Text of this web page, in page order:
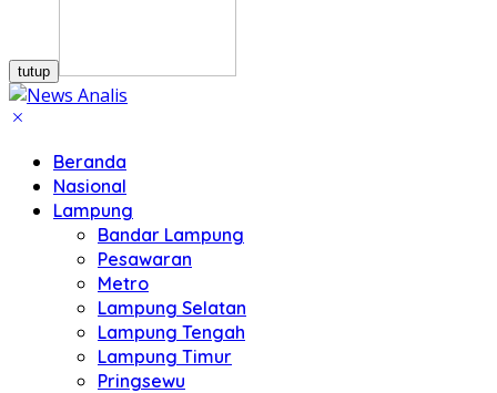
tutup
Beranda
Nasional
Lampung
Bandar Lampung
Pesawaran
Metro
Lampung Selatan
Lampung Tengah
Lampung Timur
Pringsewu